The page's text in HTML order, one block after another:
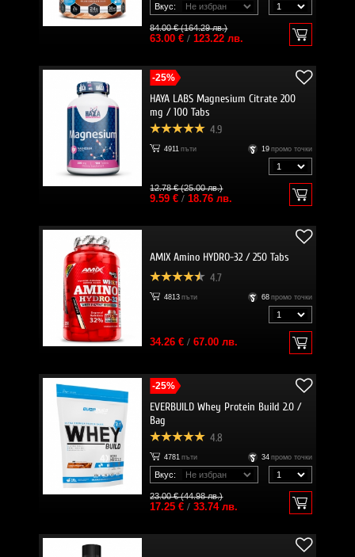
Вкус:
84.00 € (164.29 лв.)
63.00 €/ 123.22 лв.
-25%
HAYA LABS Magnesium Citrate 200
mg / 100 Tabs
4.9
4911 пъти 19 промо точки
12.78 € (25.00 лв.)
9.59 €/ 18.76 лв.
AMIX Amino HYDRO-32 / 250 Tabs
4.7
4813 пъти 68 промо точки
34.26 €/ 67.00 лв.
-25%
EVERBUILD Whey Protein Build 2.0 /
Bag
4.8
4781 пъти 34 промо точки
Вкус:
23.00 € (44.98 лв.)
17.25 €/ 33.74 лв.